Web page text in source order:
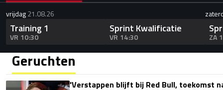
vrijdag21.08.26
Training 1
VR 10:30
Sprint Kwalificatie
VR 14:30 ZA
Geruchten
'Verstappen blijft bij Red Bull, toekomst